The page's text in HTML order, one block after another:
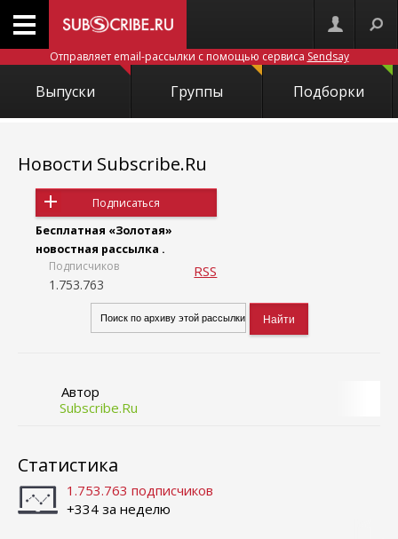
Отправляет email-рассылки с помощью сервиса Sendsay
Выпуски Группы Подборки
Новости Subscribe.Ru
Подписаться
Бесплатная «Золотая»
новостная рассылка .
Подписчиков
1.753.763
RSS
Автор
Subscribe.Ru
Статистика
1.753.763 подписчиков
+334 за неделю